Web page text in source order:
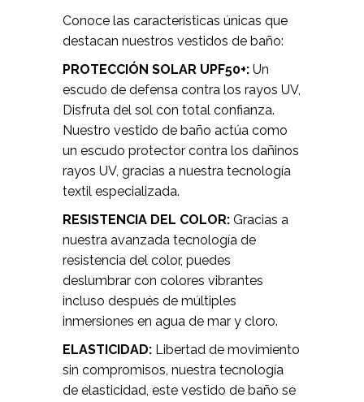
Conoce las características únicas que
destacan nuestros vestidos de baño:
PROTECCIÓN SOLAR UPF50+: Un
escudo de defensa contra los rayos UV,
Disfruta del sol con total confianza.
Nuestro vestido de baño actúa como
un escudo protector contra los dañinos
rayos UV, gracias a nuestra tecnología
textil especializada.
RESISTENCIA DEL COLOR: Gracias a
nuestra avanzada tecnología de
resistencia del color, puedes
deslumbrar con colores vibrantes
incluso después de múltiples
inmersiones en agua de mar y cloro.
ELASTICIDAD: Libertad de movimiento
sin compromisos, nuestra tecnología
de elasticidad, este vestido de baño se